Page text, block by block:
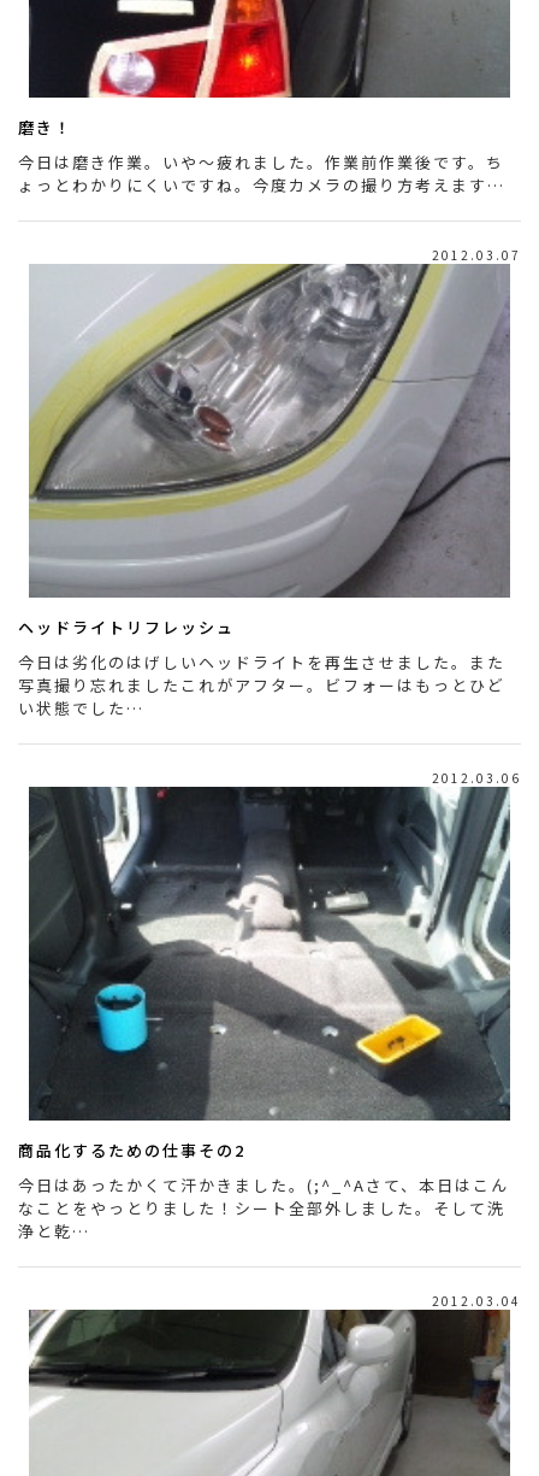
磨き！
今日は磨き作業。いや～疲れました。作業前作業後です。ち
ょっとわかりにくいですね。今度カメラの撮り方考えます…
2012.03.07
ヘッドライトリフレッシュ
今日は劣化のはげしいヘッドライトを再生させました。また
写真撮り忘れましたこれがアフター。ビフォーはもっとひど
い状態でした…
2012.03.06
商品化するための仕事その2
今日はあったかくて汗かきました。(;^_^Aさて、本日はこん
なことをやっとりました！シート全部外しました。そして洗
浄と乾…
2012.03.04